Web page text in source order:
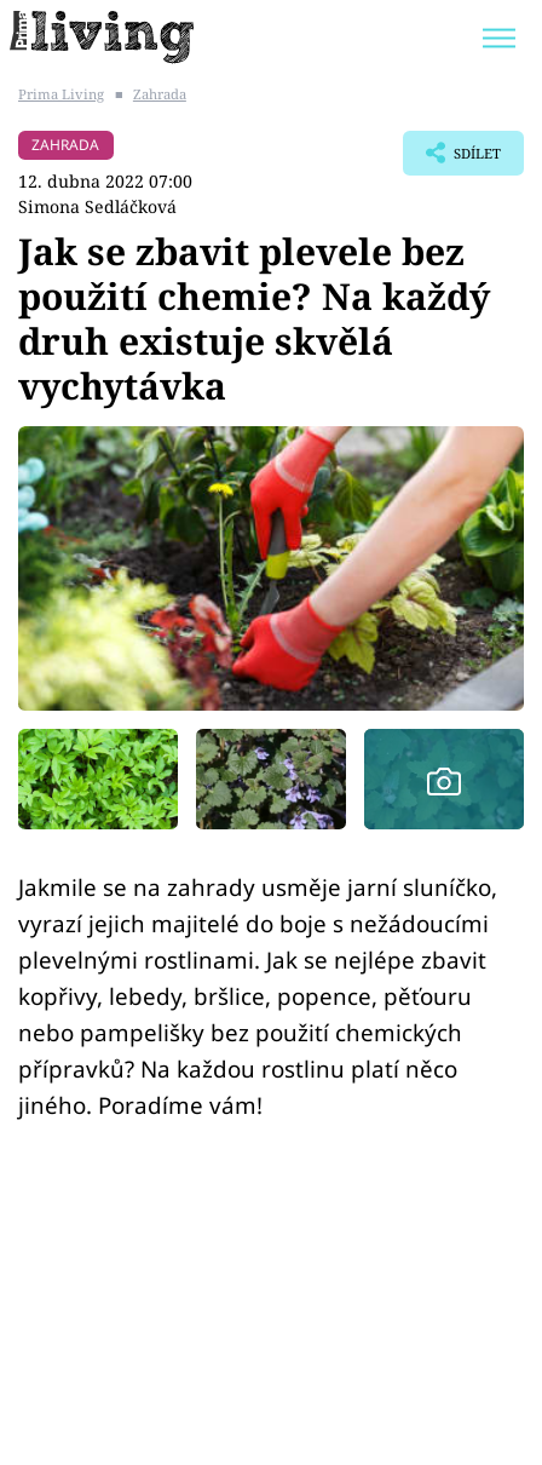
BYDLENÍ SLAVNÝCH
Témata
Bydlení
Zahrada
Design
Sledujte prima+
Přihlášení
Sledujte nás
Prima Living ■ Zahrada
ZAHRADA
12. dubna 2022 07:00
Simona Sedláčková
SDÍLET
Jak se zbavit plevele bez
použití chemie? Na každý
druh existuje skvělá
vychytávka
Jakmile se na zahrady usměje jarní sluníčko,
vyrazí jejich majitelé do boje s nežádoucími
plevelnými rostlinami. Jak se nejlépe zbavit
kopřivy, lebedy, bršlice, popence, pěťouru
nebo pampelišky bez použití chemických
přípravků? Na každou rostlinu platí něco
jiného. Poradíme vám!